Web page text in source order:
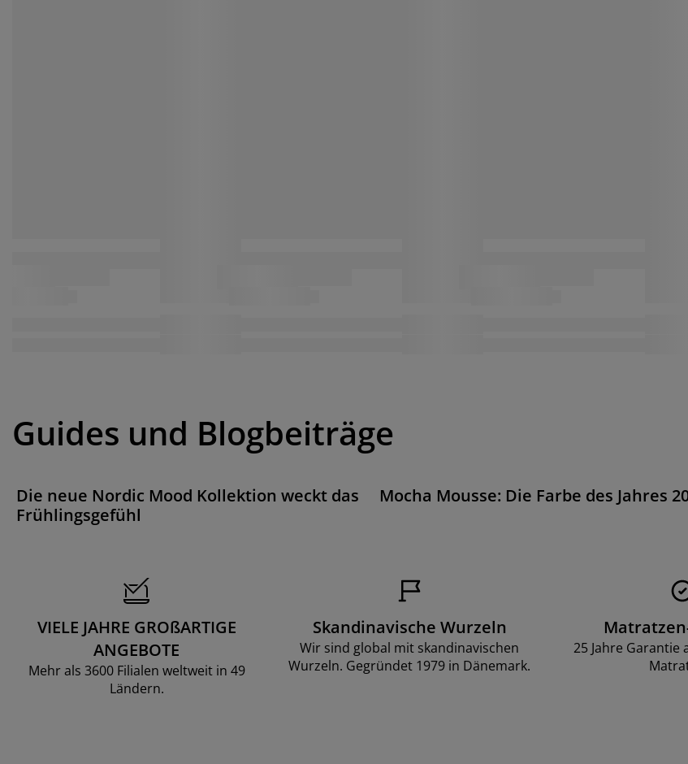
Guides und Blogbeiträge
Die neue Nordic Mood Kollektion weckt das
Frühlingsgefühl
Mocha Mousse: Die Farbe des Jahres
VIELE JAHRE GROßARTIGE
ANGEBOTE
Mehr als 3600 Filialen weltweit in 49
Ländern.
Skandinavische Wurzeln
Wir sind global mit skandinavischen
Wurzeln. Gegründet 1979 in Dänemark.
25 Jahre Garantie